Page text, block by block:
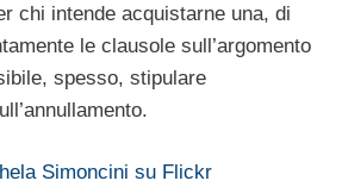
chi intende acquistarne una, di
le clausole sull’argomento
spesso, stipulare
Simoncini su Flickr